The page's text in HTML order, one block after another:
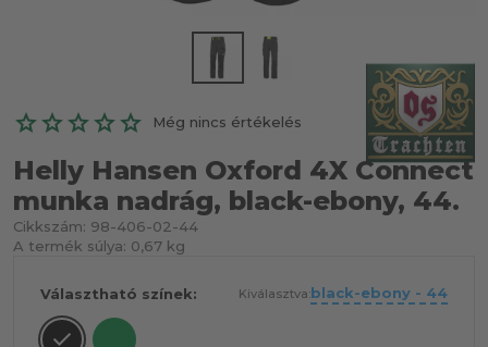
Még nincs értékelés
Helly Hansen Oxford 4X Connect
munka nadrág, black-ebony, 44.
Cikkszám: 98-406-02-44
A termék súlya: 0,67 kg
Választható színek: Kiválasztva:black-ebony - 44